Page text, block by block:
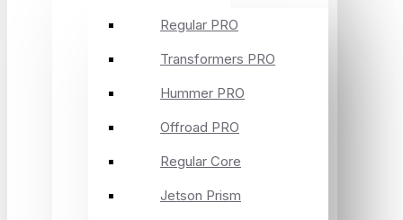
Regular PRO
Transformers PRO
Hummer PRO
Offroad PRO
Regular Core
Jetson Prism